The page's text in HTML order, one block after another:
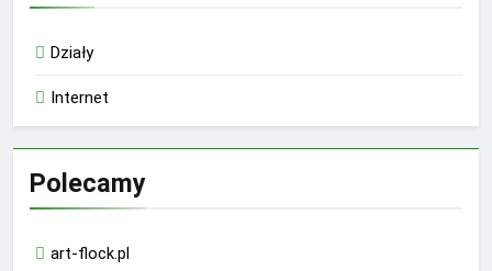
Działy
Internet
Polecamy
art-flock.pl